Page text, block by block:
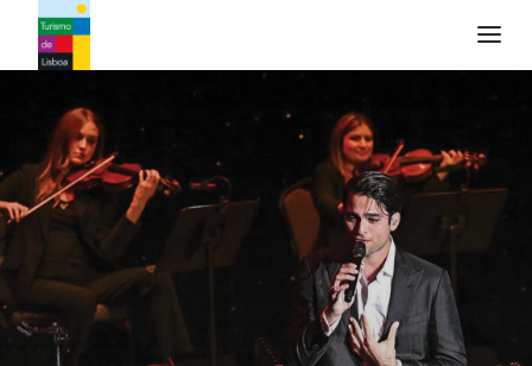
Logo de Turismo de Lisboa